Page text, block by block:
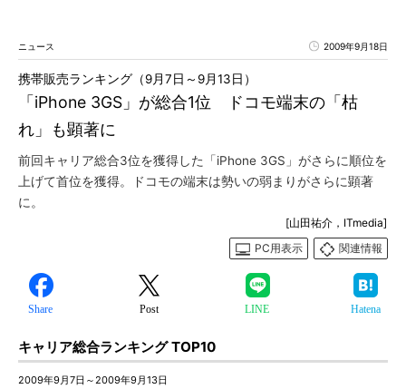
ニュース 2009年9月18日
「iPhone 3GS」が総合1位 ドコモ端末の「枯
れ」も顕著に
携帯販売ランキング（9月7日～9月13日）
前回キャリア総合3位を獲得した「iPhone 3GS」がさらに順位を
上げて首位を獲得。ドコモの端末は勢いの弱まりがさらに顕著
に。
[山田祐介，ITmedia]
PC用表示
関連情報
Share Post LINE Hatena
キャリア総合ランキング TOP10
2009年9月7日～2009年9月13日